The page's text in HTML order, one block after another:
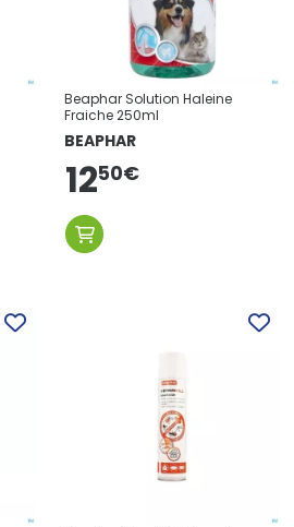
Beaphar Solution Haleine
Fraiche 250ml
BEAPHAR
1250€